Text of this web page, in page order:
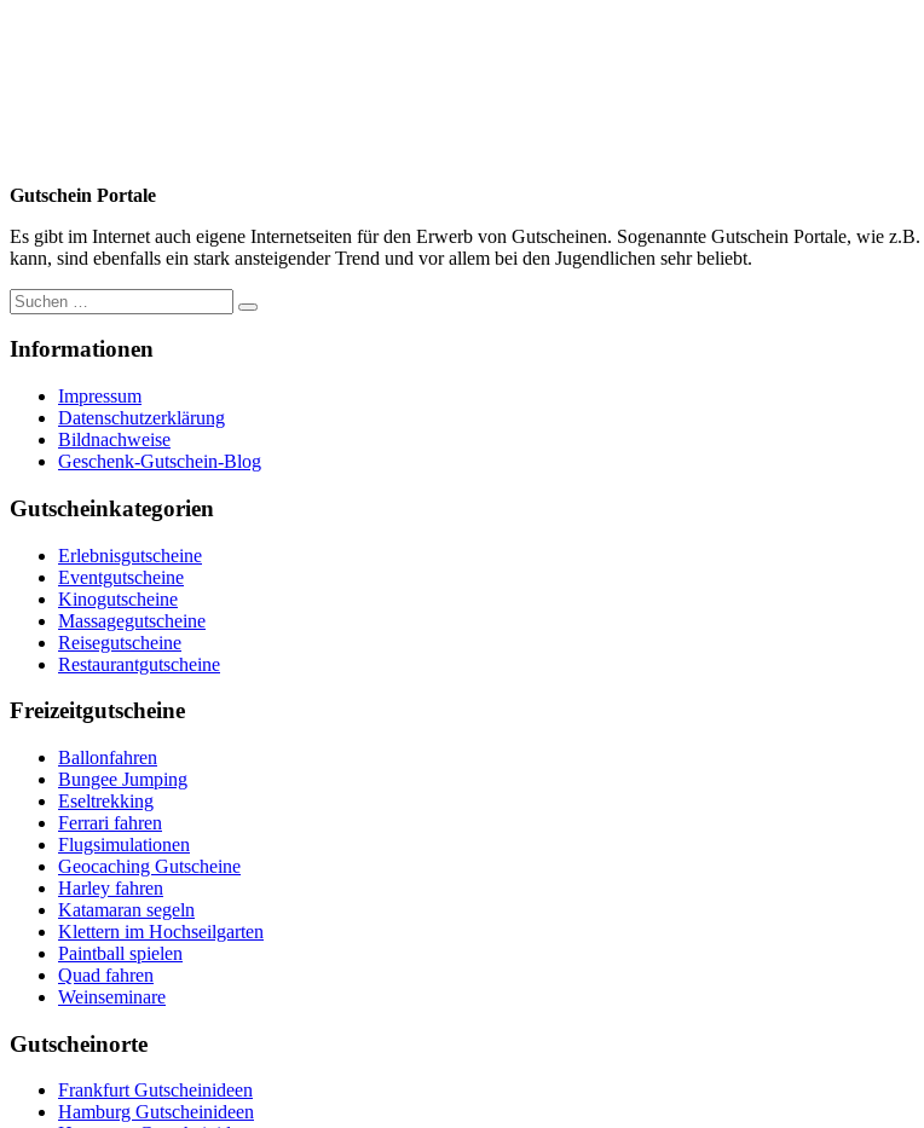
Gutschein Portale
Es gibt im Internet auch eigene Internetseiten für den Erwerb von Gutscheinen. Sogenannte Gutschein Portale, wie z.B.
kann, sind ebenfalls ein stark ansteigender Trend und vor allem bei den Jugendlichen sehr beliebt.
Suche
nach:
Informationen
Impressum
Datenschutzerklärung
Bildnachweise
Geschenk-Gutschein-Blog
Gutscheinkategorien
Erlebnisgutscheine
Eventgutscheine
Kinogutscheine
Massagegutscheine
Reisegutscheine
Restaurantgutscheine
Freizeitgutscheine
Ballonfahren
Bungee Jumping
Eseltrekking
Ferrari fahren
Flugsimulationen
Geocaching Gutscheine
Harley fahren
Katamaran segeln
Klettern im Hochseilgarten
Paintball spielen
Quad fahren
Weinseminare
Gutscheinorte
Frankfurt Gutscheinideen
Hamburg Gutscheinideen